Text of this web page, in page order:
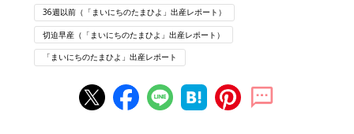
36週以前（「まいにちのたまひよ」出産レポート）
切迫早産（「まいにちのたまひよ」出産レポート）
「まいにちのたまひよ」出産レポート